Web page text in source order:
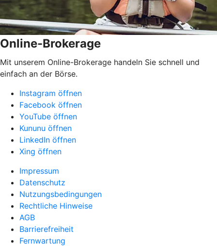
Online-Brokerage
Mit unserem Online-Brokerage handeln Sie schnell und
einfach an der Börse.
Instagram öffnen
Facebook öffnen
YouTube öffnen
Kununu öffnen
LinkedIn öffnen
Xing öffnen
Impressum
Datenschutz
Nutzungsbedingungen
Rechtliche Hinweise
AGB
Barrierefreiheit
Fernwartung